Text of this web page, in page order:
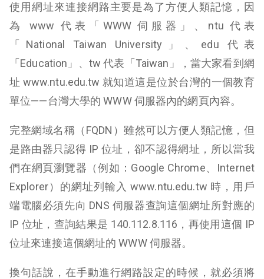
使用網址來連接網路主要是為了方便人類記憶，因
為 www 代表「WWW 伺服器」、ntu 代表
「National Taiwan University」、edu 代表
「Education」、tw 代表「Taiwan」，當大家看到網
址 www.ntu.edu.tw 就知道這是位於台灣的一個教育
單位——台灣大學的 WWW 伺服器內的網頁內容。
完整網域名稱（FQDN）雖然可以方便人類記憶，但
是路由器只認得 IP 位址，卻不認得網址，所以當我
們在網頁瀏覽器（例如：Google Chrome、Internet
Explorer）的網址列輸入 www.ntu.edu.tw 時，用戶
端電腦必須先向 DNS 伺服器查詢這個網址所對應的
IP 位址，查詢結果是 140.112.8.116，再使用這個 IP
位址來連接這個網址的 WWW 伺服器。
換句話說，在手動進行網路設定的時候，就必須將